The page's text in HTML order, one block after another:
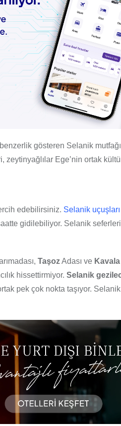
gösteren Selanik
Ege’nin ortak
edebilirsiniz. Selanik uçuşları
gidilebiliyor. Selanik
TaşozAdası ve Kavala
hissettirmiyor. Selanik
pek çok nokta taşıyor.